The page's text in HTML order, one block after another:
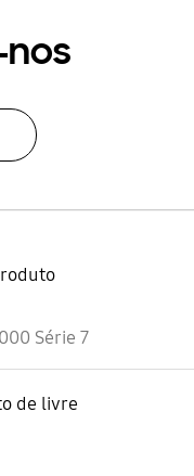
Série 7
de livre